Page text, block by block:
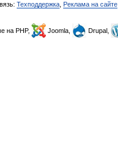
Техподдержка Реклама на сайте
на PHP, Joomla, Drupal,